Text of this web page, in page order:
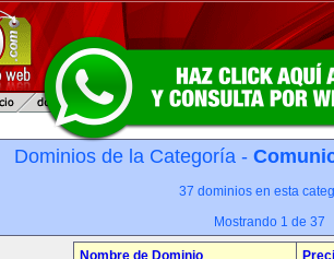
Dominios de la Categoría -
37 dominios en esta
Mostrando 1 de 37
Nombre de Dominio